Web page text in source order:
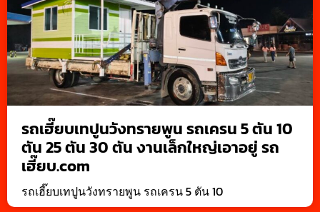
รถเฮี๊ยบเทปูนวังทรายพูน รถเครน 5 ตัน 10
ตัน 25 ตัน 30 ตัน งานเล็กใหญ่เอาอยู่ รถ
เฮี๊ยบ.com
รถเฮี๊ยบเทปูนวังทรายพูน รถเครน 5 ตัน 10